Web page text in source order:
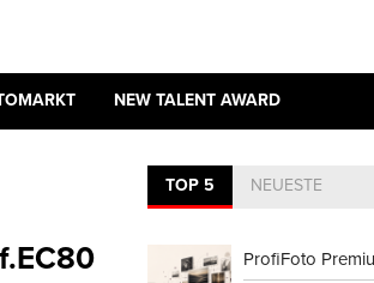
NEW TALENT AWARD
TOP 5 NEUESTE
ProfiFoto